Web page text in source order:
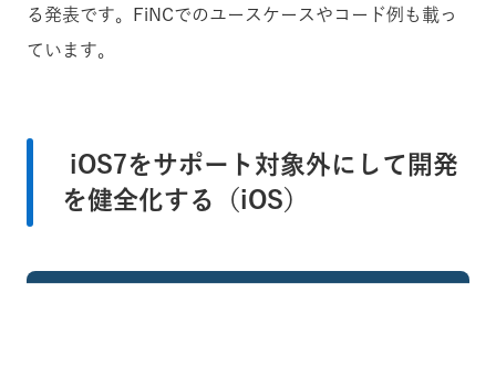
る発表です。FiNCでのユースケースやコード例も載っ
ています。
iOS7をサポート対象外にして開発
を健全化する（iOS）